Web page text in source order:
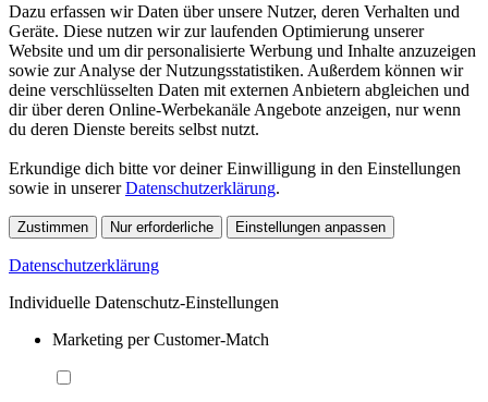
Dazu erfassen wir Daten über unsere Nutzer, deren Verhalten und
Geräte. Diese nutzen wir zur laufenden Optimierung unserer
Website und um dir personalisierte Werbung und Inhalte anzuzeigen
sowie zur Analyse der Nutzungsstatistiken. Außerdem können wir
deine verschlüsselten Daten mit externen Anbietern abgleichen und
dir über deren Online-Werbekanäle Angebote anzeigen, nur wenn
du deren Dienste bereits selbst nutzt.
Erkundige dich bitte vor deiner Einwilligung in den Einstellungen
sowie in unsererDatenschutzerklärung.
Zustimmen Nur erforderliche Einstellungen anpassen
Datenschutzerklärung
Individuelle Datenschutz-Einstellungen
Marketing per Customer-Match